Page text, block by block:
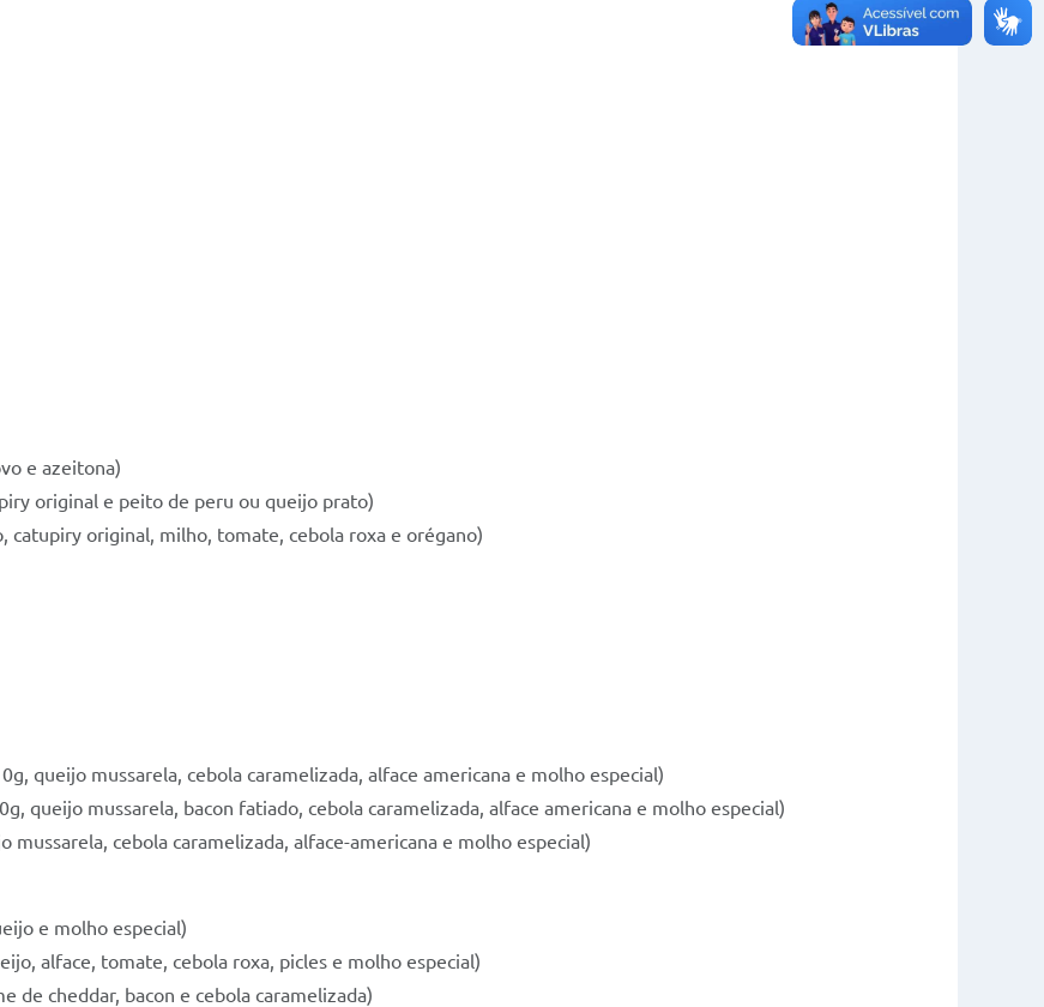
e azeitona)
original e peito de peru ou queijo prato)
catupiry original, milho, tomate, cebola roxa e orégano)
queijo mussarela, cebola caramelizada, alface americana e molho especial)
queijo mussarela, bacon fatiado, cebola caramelizada, alface americana e molho especial)
cebola caramelizada, alface-americana e molho especial)
e molho especial)
alface, tomate, cebola roxa, picles e molho especial)
de cheddar, bacon e cebola caramelizada)